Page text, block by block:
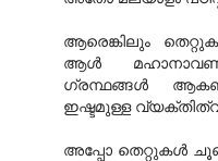
ആരെങ്കിലും
ആള്‍
ഗ്രന്ഥങ്ങള്‍
ഇഷ്ടമുള്ള
അപ്പോ തെറ്റുകള്‍